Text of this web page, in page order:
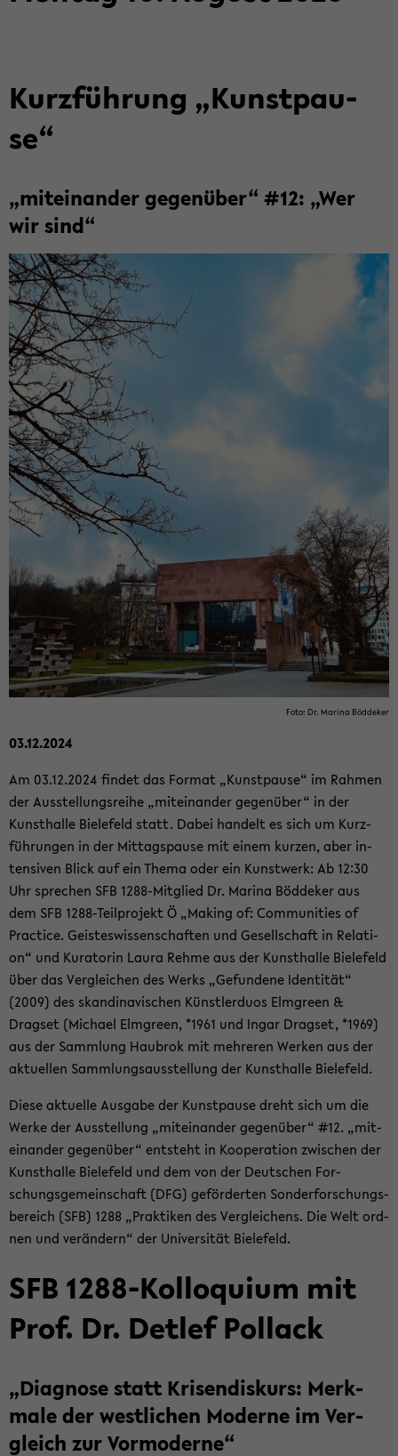
Kurz­füh­rung „Kunst­pau­
se“
„mit­ein­an­der ge­gen­über“ #12: „Wer
wir sind“
Foto: Dr. Ma­ri­na Böd­de­ker
03.12.2024
Am 03.12.2024 fin­det das For­mat „Kunst­pau­se“ im Rah­men
der Aus­stel­lungs­rei­he „mit­ein­an­der ge­gen­über“ in der
Kunst­hal­le Bie­le­feld statt. Dabei han­delt es sich um Kurz­
füh­run­gen in der Mit­tags­pau­se mit einem kur­zen, aber in­
ten­si­ven Blick auf ein Thema oder ein Kunst­werk: Ab 12:30
Uhr spre­chen SFB 1288-​Mitglied Dr. Ma­ri­na Böd­de­ker aus
dem SFB 1288-​Teilprojekt Ö „Ma­king of: Com­mu­nities of
Prac­ti­ce. Geis­tes­wis­sen­schaf­ten und Ge­sell­schaft in Re­la­ti­
on“ und Ku­ra­to­rin Laura Rehme aus der Kunst­hal­le Bie­le­feld
über das Ver­glei­chen des Werks „Ge­fun­de­ne Iden­ti­tät“
(2009) des skan­di­na­vi­schen Künst­ler­du­os Elm­green &
Drags­et (Mi­cha­el Elm­green, *1961 und Ingar Drags­et, *1969)
aus der Samm­lung Hau­brok mit meh­re­ren Wer­ken aus der
ak­tu­el­len Samm­lungs­aus­stel­lung der Kunst­hal­le Bie­le­feld.
Diese ak­tu­el­le Aus­ga­be der Kunst­pau­se dreht sich um die
Werke der Aus­stel­lung „mit­ein­an­der ge­gen­über“ #12. „mit­
ein­an­der ge­gen­über“ ent­steht in Ko­ope­ra­ti­on zwi­schen der
Kunst­hal­le Bie­le­feld und dem von der Deut­schen For­
schungs­ge­mein­schaft (DFG) ge­för­der­ten Son­der­for­schungs­
be­reich (SFB) 1288 „Prak­ti­ken des Ver­glei­chens. Die Welt ord­
nen und ver­än­dern“ der Uni­ver­si­tät Bie­le­feld.
SFB 1288-​Kolloquium mit
Prof. Dr. Det­lef Pol­lack
„Dia­gno­se statt Kri­sen­dis­kurs: Merk­
ma­le der west­li­chen Mo­der­ne im Ver­
gleich zur Vor­mo­der­ne“